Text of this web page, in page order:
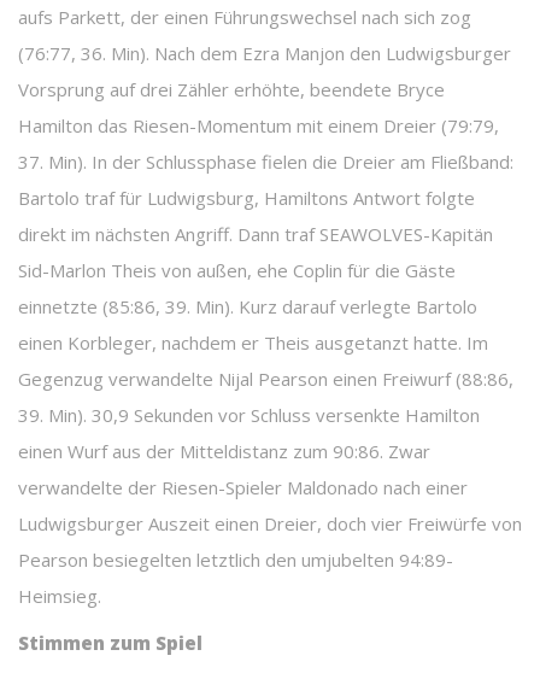
aufs Parkett, der einen Führungswechsel nach sich zog
(76:77, 36. Min). Nach dem Ezra Manjon den Ludwigsburger
Vorsprung auf drei Zähler erhöhte, beendete Bryce
Hamilton das Riesen-Momentum mit einem Dreier (79:79,
37. Min). In der Schlussphase fielen die Dreier am Fließband:
Bartolo traf für Ludwigsburg, Hamiltons Antwort folgte
direkt im nächsten Angriff. Dann traf SEAWOLVES-Kapitän
Sid-Marlon Theis von außen, ehe Coplin für die Gäste
einnetzte (85:86, 39. Min). Kurz darauf verlegte Bartolo
einen Korbleger, nachdem er Theis ausgetanzt hatte. Im
Gegenzug verwandelte Nijal Pearson einen Freiwurf (88:86,
39. Min). 30,9 Sekunden vor Schluss versenkte Hamilton
einen Wurf aus der Mitteldistanz zum 90:86. Zwar
verwandelte der Riesen-Spieler Maldonado nach einer
Ludwigsburger Auszeit einen Dreier, doch vier Freiwürfe von
Pearson besiegelten letztlich den umjubelten 94:89-
Heimsieg.
Stimmen zum Spiel